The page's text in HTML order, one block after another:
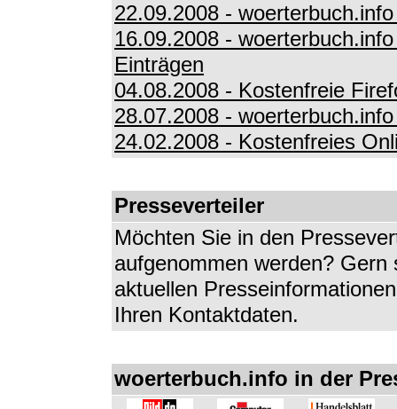
22.09.2008 -
16.09.2008 -
Einträgen
04.08.2008 - Kostenfreie
28.07.2008 -
24.02.2008 - Kostenfreies
Presseverteiler
Möchten Sie in den
aufgenommen werden?
aktuellen
Ihren Kontaktdaten.
woerterbuch.info in der